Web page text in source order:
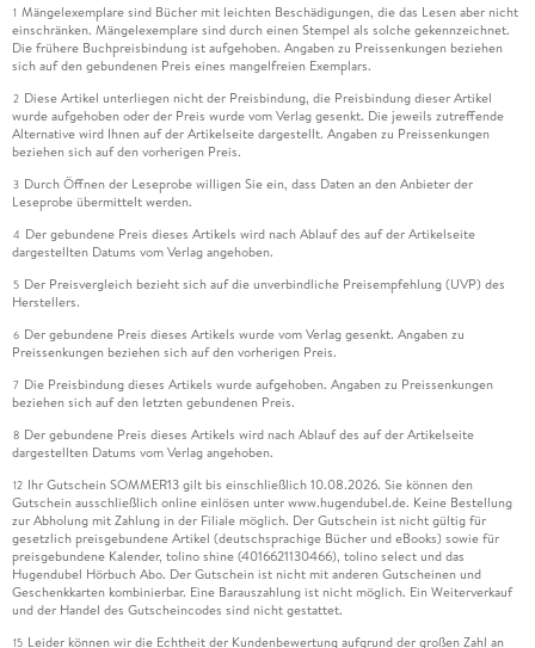
1 Mängelexemplare sind Bücher mit leichten Beschädigungen, die das Lesen aber nicht
einschränken. Mängelexemplare sind durch einen Stempel als solche gekennzeichnet.
Die frühere Buchpreisbindung ist aufgehoben. Angaben zu Preissenkungen beziehen
sich auf den gebundenen Preis eines mangelfreien Exemplars.
2 Diese Artikel unterliegen nicht der Preisbindung, die Preisbindung dieser Artikel
wurde aufgehoben oder der Preis wurde vom Verlag gesenkt. Die jeweils zutreffende
Alternative wird Ihnen auf der Artikelseite dargestellt. Angaben zu Preissenkungen
beziehen sich auf den vorherigen Preis.
3 Durch Öffnen der Leseprobe willigen Sie ein, dass Daten an den Anbieter der
Leseprobe übermittelt werden.
4 Der gebundene Preis dieses Artikels wird nach Ablauf des auf der Artikelseite
dargestellten Datums vom Verlag angehoben.
5 Der Preisvergleich bezieht sich auf die unverbindliche Preisempfehlung (UVP) des
Herstellers.
6 Der gebundene Preis dieses Artikels wurde vom Verlag gesenkt. Angaben zu
Preissenkungen beziehen sich auf den vorherigen Preis.
7 Die Preisbindung dieses Artikels wurde aufgehoben. Angaben zu Preissenkungen
beziehen sich auf den letzten gebundenen Preis.
8 Der gebundene Preis dieses Artikels wird nach Ablauf des auf der Artikelseite
dargestellten Datums vom Verlag angehoben.
12 Ihr Gutschein SOMMER13 gilt bis einschließlich 10.08.2026. Sie können den
Gutschein ausschließlich online einlösen unter www.hugendubel.de. Keine Bestellung
zur Abholung mit Zahlung in der Filiale möglich. Der Gutschein ist nicht gültig für
gesetzlich preisgebundene Artikel (deutschsprachige Bücher und eBooks) sowie für
preisgebundene Kalender, tolino shine (4016621130466), tolino select und das
Hugendubel Hörbuch Abo. Der Gutschein ist nicht mit anderen Gutscheinen und
Geschenkkarten kombinierbar. Eine Barauszahlung ist nicht möglich. Ein Weiterverkauf
und der Handel des Gutscheincodes sind nicht gestattet.
15 Leider können wir die Echtheit der Kundenbewertung aufgrund der großen Zahl an